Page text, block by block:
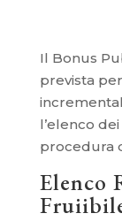
Il Bonus
prevista
l’elenco
procedura
Elenco